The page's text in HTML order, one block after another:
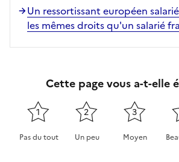
Un ressortissant européen
les mêmes droits qu'un salarié
Cette page vous a-t-elle
1
Pas du tout
2
Un peu
3
Moyen